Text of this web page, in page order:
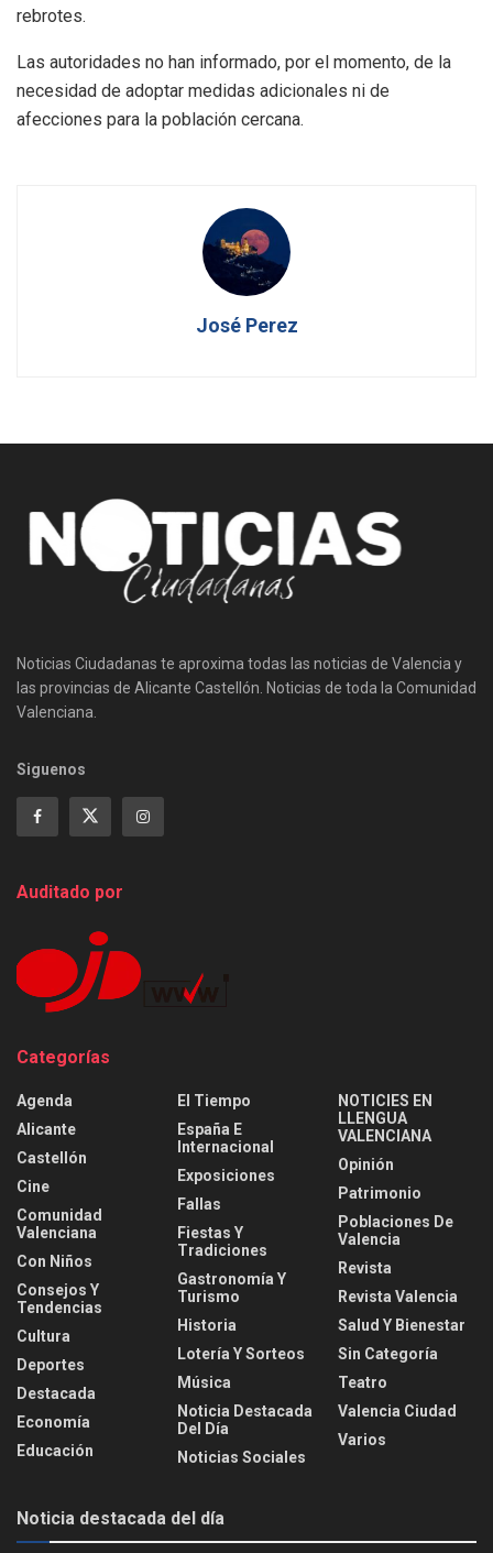
rebrotes.
Las autoridades no han informado, por el momento, de la
necesidad de adoptar medidas adicionales ni de
afecciones para la población cercana.
José Perez
Noticias Ciudadanas te aproxima todas las noticias de Valencia y
las provincias de Alicante Castellón. Noticias de toda la Comunidad
Valenciana.
Siguenos
Auditado por
Categorías
Agenda
Alicante
Castellón
Cine
Comunidad
Valenciana
Con Niños
Consejos Y
Tendencias
Cultura
Deportes
Destacada
Economía
Educación
El Tiempo
España E
Internacional
Exposiciones
Fallas
Fiestas Y
Tradiciones
Gastronomía Y
Turismo
Historia
Lotería Y Sorteos
Música
Noticia Destacada
Del Día
Noticias Sociales
NOTICIES EN
LLENGUA
VALENCIANA
Opinión
Patrimonio
Poblaciones De
Valencia
Revista
Revista Valencia
Salud Y Bienestar
Sin Categoría
Teatro
Valencia Ciudad
Varios
Noticia destacada del día